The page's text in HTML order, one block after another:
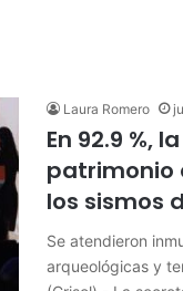
Laura Romero
En 92.9 %,
patrimonio
los sismos
Se atendieron
arqueológicas y